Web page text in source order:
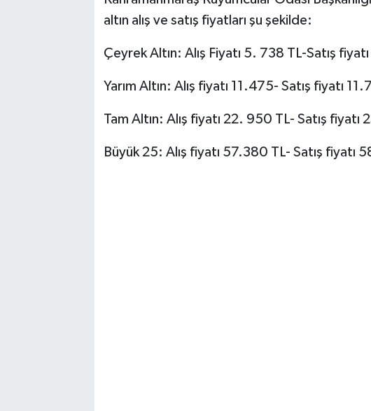
altın alış ve satış fiyatları şu şekilde:
Çeyrek Altın: Alış Fiyatı 5. 738 TL-Satış
Yarım Altın: Alış fiyatı 11.475- Satış fiyatı
Tam Altın: Alış fiyatı 22. 950 TL- Satış fiyatı
Büyük 25: Alış fiyatı 57.380 TL- Satış fiyatı